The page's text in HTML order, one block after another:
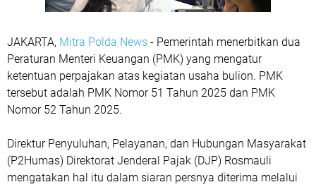
JAKARTA, Mitra Polda News - Pemerintah menerbitkan dua
Peraturan Menteri Keuangan (PMK) yang mengatur
ketentuan perpajakan atas kegiatan usaha bulion. PMK
tersebut adalah PMK Nomor 51 Tahun 2025 dan PMK
Nomor 52 Tahun 2025.
Direktur Penyuluhan, Pelayanan, dan Hubungan Masyarakat
(P2Humas) Direktorat Jenderal Pajak (DJP) Rosmauli
mengatakan hal itu dalam siaran persnya diterima melalui